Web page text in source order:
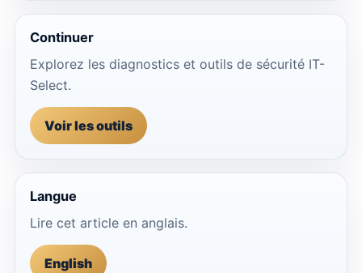
Continuer
Explorez les diagnostics et outils de sécurité IT-
Select.
Voir les outils
Langue
Lire cet article en anglais.
English